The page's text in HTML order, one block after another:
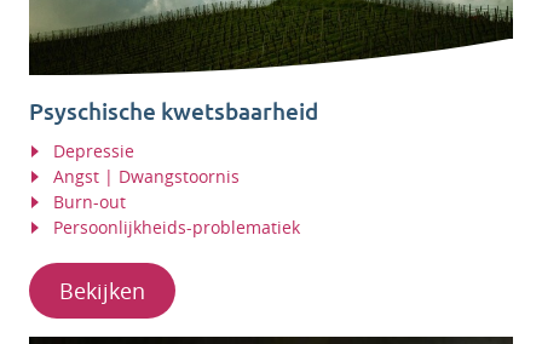
Psyschische kwetsbaarheid
Depressie
Angst | Dwangstoornis
Burn-out
Persoonlijkheids-problematiek
Bekijken